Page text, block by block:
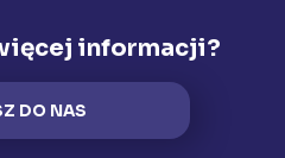
informacji?
DO NAS